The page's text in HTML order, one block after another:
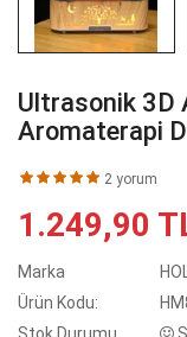
Ultrasonik 3D
Aromaterapi
2 yorum
1.249,90
Marka
Ürün Kodu:
Stok Durumu